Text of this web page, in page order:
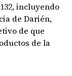
incluyendo
de Darién,
de que
de la